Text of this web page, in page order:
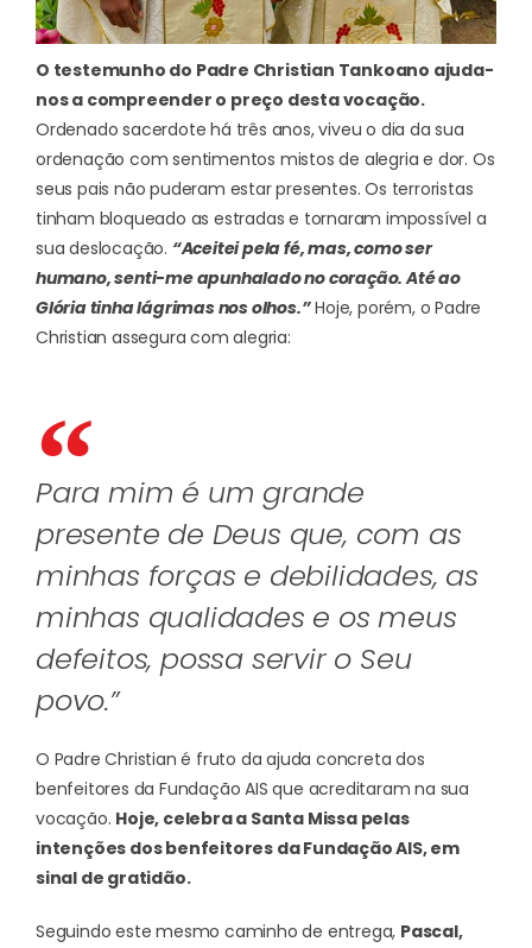
O testemunho do Padre Christian Tankoano ajuda-
nos a compreender o preço desta vocação.
Ordenado sacerdote há três anos, viveu o dia da sua
ordenação com sentimentos mistos de alegria e dor. Os
seus pais não puderam estar presentes. Os terroristas
tinham bloqueado as estradas e tornaram impossível a
sua deslocação. “Aceitei pela fé, mas, como ser
humano, senti-me apunhalado no coração. Até ao
Glória tinha lágrimas nos olhos.”Hoje, porém, o Padre
Christian assegura com alegria:
Para mim é um grande
presente de Deus que, com as
minhas forças e debilidades, as
minhas qualidades e os meus
defeitos, possa servir o Seu
povo.”
O Padre Christian é fruto da ajuda concreta dos
benfeitores da Fundação AIS que acreditaram na sua
vocação. Hoje, celebra a Santa Missa pelas
intenções dos benfeitores da Fundação AIS, em
sinal de gratidão.
Seguindo este mesmo caminho de entrega, Pascal,